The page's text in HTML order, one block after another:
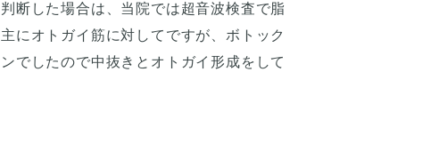
断した場合は、当院では超音波検査で脂
にオトガイ筋に対してですが、ボトック
でしたので中抜きとオトガイ形成をして